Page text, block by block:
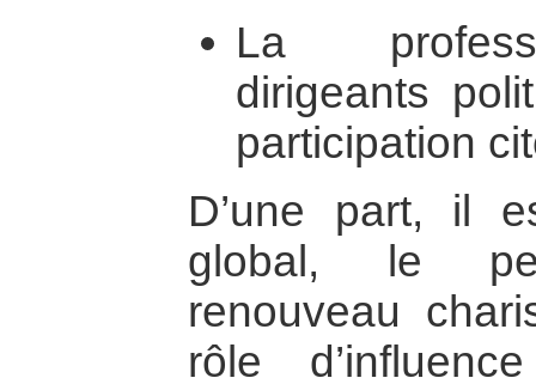
La
dirigeants
participation
D’une part, il
global, le
renouveau
rôle